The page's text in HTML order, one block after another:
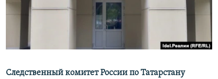
СОЦИАЛЬНЫЕ СЕТИ
Все сайты РСЕ/РС
Следственный комитет России по Татарстану